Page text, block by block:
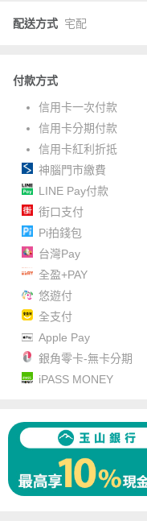
配送方式 宅配
付款方式
信用卡一次付款
信用卡分期付款
信用卡紅利折抵
神腦門市繳費
LINE Pay付款
街口支付
Pi拍錢包
台灣Pay
全盈+PAY
悠遊付
全支付
Apple Pay
銀角零卡-無卡分期
iPASS MONEY